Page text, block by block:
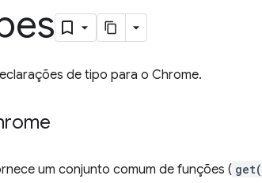
de tipo para o Chrome.
um conjunto comum de funções (